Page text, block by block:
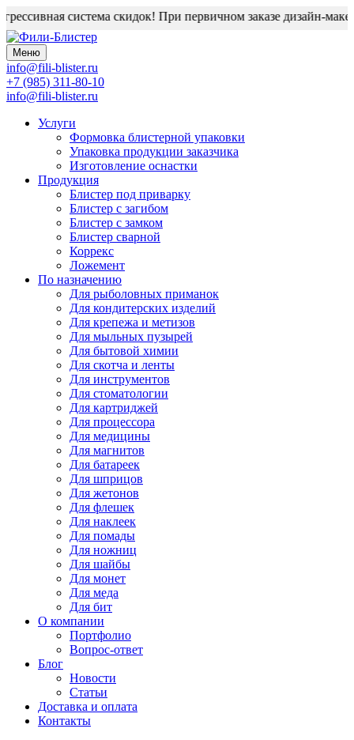
система скидок! При первичном заказе дизайн-макет
Меню
info@fili-blister.ru
+7 (985) 311-80-10
info@fili-blister.ru
Услуги
Формовка блистерной упаковки
Упаковка продукции заказчика
Изготовление оснастки
Продукция
Блистер под приварку
Блистер с загибом
Блистер с замком
Блистер сварной
Коррекс
Ложемент
По назначению
Для рыболовных приманок
Для кондитерских изделий
Для крепежа и метизов
Для мыльных пузырей
Для бытовой химии
Для скотча и ленты
Для инструментов
Для стоматологии
Для картриджей
Для процессора
Для медицины
Для магнитов
Для батареек
Для шприцов
Для жетонов
Для флешек
Для наклеек
Для помады
Для ножниц
Для шайбы
Для монет
Для меда
Для бит
О компании
Портфолио
Вопрос-ответ
Блог
Новости
Статьи
Доставка и оплата
Контакты